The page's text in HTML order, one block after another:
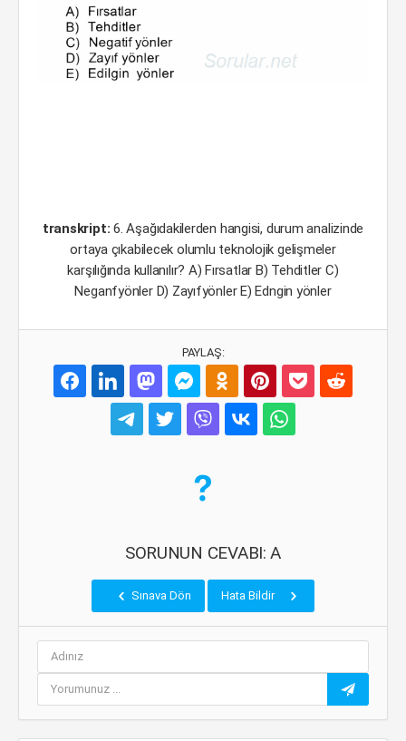
transkript:6. Aşağıdakilerden hangisi, durum analizinde
ortaya çıkabilecek olumlu teknolojik gelişmeler
karşılığında kullanılır? A) Fırsatlar B) Tehditler C)
Neganfyönler D) Zayıfyönler E) Edngin yönler
PAYLAŞ:
SORUNUN CEVABI: A
Sınava Dön Hata Bildir